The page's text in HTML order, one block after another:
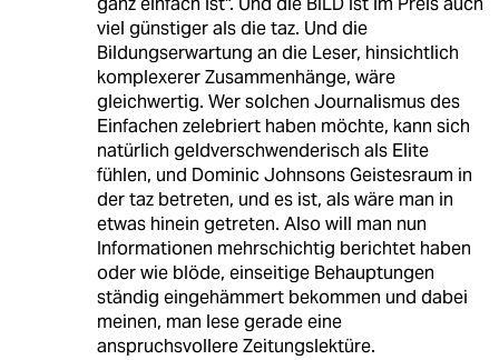
viel günstiger als die taz. Und die
Bildungserwartung an die Leser, hinsichtlich
komplexerer Zusammenhänge, wäre
gleichwertig. Wer solchen Journalismus des
Einfachen zelebriert haben möchte, kann sich
natürlich geldverschwenderisch als Elite
fühlen, und Dominic Johnsons Geistesraum in
der taz betreten, und es ist, als wäre man in
etwas hinein getreten. Also will man nun
Informationen mehrschichtig berichtet haben
oder wie blöde, einseitige Behauptungen
ständig eingehämmert bekommen und dabei
meinen, man lese gerade eine
anspruchsvollere Zeitungslektüre.